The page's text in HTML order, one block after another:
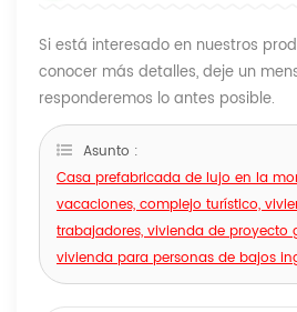
Si está interesado en nuestros
conocer más detalles, deje un
responderemos lo antes posible.
Asunto :
Casa prefabricada de lujo en la
vacaciones, complejo turístico,
trabajadores, vivienda de proyecto
vivienda para personas de bajos